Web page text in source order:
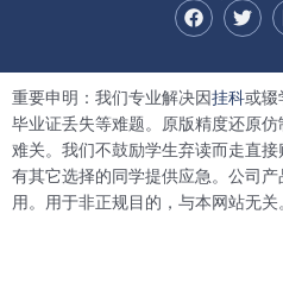
F
a
o
o
k
T
w
t
e
r
重要申明：我们专业解决因挂科或辍
毕业证丢失等难题。原版精度还原
难关。我们不鼓励学生弃读而走直
有其它选择的同学提供应急。公司
用。用于非正规目的，与本网站无